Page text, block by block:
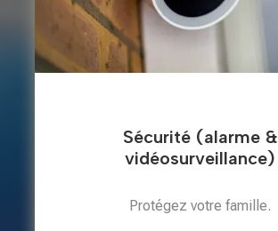
Sécurité (alarme &
vidéosurveillance)
Protégez votre famille.